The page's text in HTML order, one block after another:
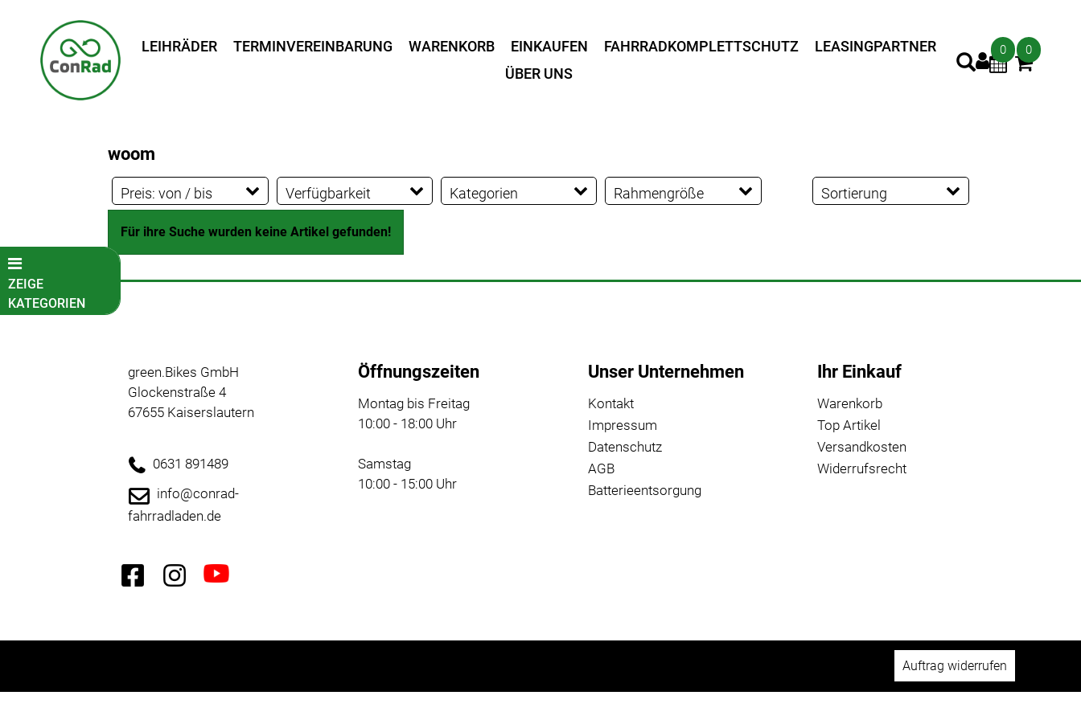
LEIHRÄDER TERMINVEREINBARUNG WARENKORB EINKAUFEN FAHRRADKOMPLETTSCHUTZ
LEASINGPARTNER
ÜBER UNS
0 0
ZEIGE
KATEGORIEN
woom
Sortierung
Preis: von / bis
EUR
EUR
Verfügbarkeit Kategorien Rahmengröße
26 Zoll
Für ihre Suche wurden keine Artikel gefunden!
green.Bikes GmbH
Glockenstraße 4
67655 Kaiserslautern
0631 891489
info@conrad-
fahrradladen.de
Öffnungszeiten
Montag bis Freitag
10:00 - 18:00 Uhr
Samstag
10:00 - 15:00 Uhr
Unser Unternehmen
Kontakt
Impressum
Datenschutz
AGB
Batterieentsorgung
Ihr Einkauf
Warenkorb
Top Artikel
Versandkosten
Widerrufsrecht
Auftrag widerrufen